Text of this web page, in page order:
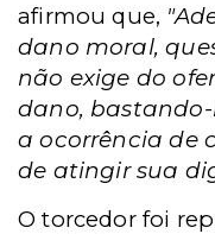
afirmou que,
dano moral,
não exige do
dano,
a ocorrência de
de atingir sua
O torcedor foi